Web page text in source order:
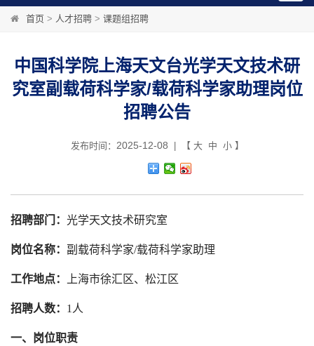
首页 > 人才招聘 > 课题组招聘
中国科学院上海天文台光学天文技术研
究室副载荷科学家/载荷科学家助理岗位
招聘公告
发布时间： 2025-12-08 | 【 大 中 小】
招聘部门： 光学天文技术研究室
岗位名称： 副载荷科学家/载荷科学家助理
工作地点： 上海市徐汇区、松江区
招聘人数： 1人
一、岗位职责